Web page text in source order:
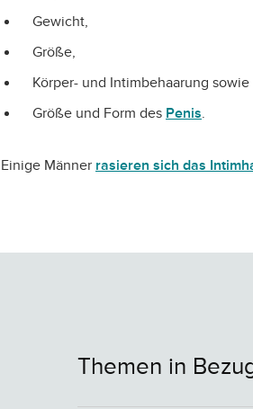
Gewicht,
Größe,
Körper- und Intimbehaarung sowie
Größe und Form des Penis.
Einige Männer rasieren sich das
Themen in